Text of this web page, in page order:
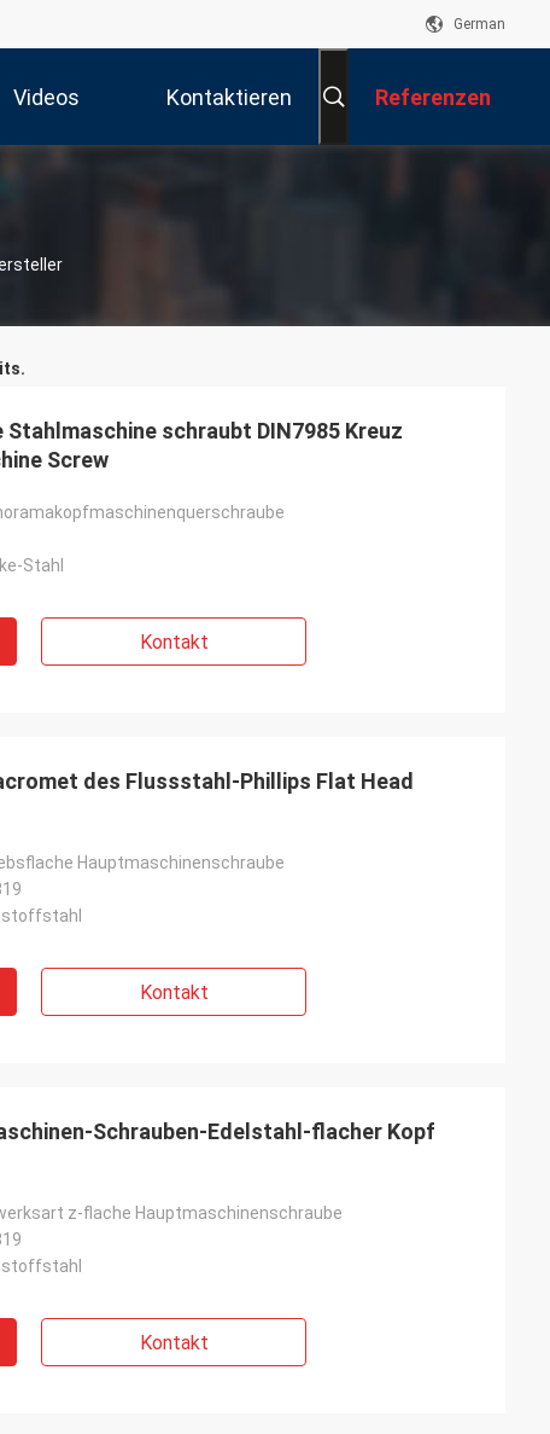
German
Videos Kontaktieren Referenzen
schraubt DIN7985 Kreuz
Screw
Stahl
Kontakt
des Flussstahl-Phillips Flat Head
Hauptmaschinenschraube
Kontakt
Schrauben-Edelstahl-flacher Kopf
z-flache Hauptmaschinenschraube
Kontakt